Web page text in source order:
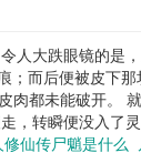
人大跌眼镜的是
；而后便被皮下
肉都未能破开。
，转瞬便没入了
修仙传尸魈是什么